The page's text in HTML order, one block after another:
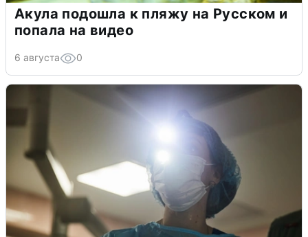
Акула подошла к пляжу на Русском и
попала на видео
6 августа 0